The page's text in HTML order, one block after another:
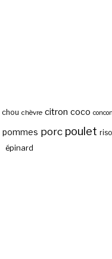
chou chèvre citron coco
pommes porc poulet
épinard